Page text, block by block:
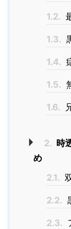
1.2.
1.3.
1.4.
1.5.
1.6.
2.
時
め
2.1.
2.2.
2.3.